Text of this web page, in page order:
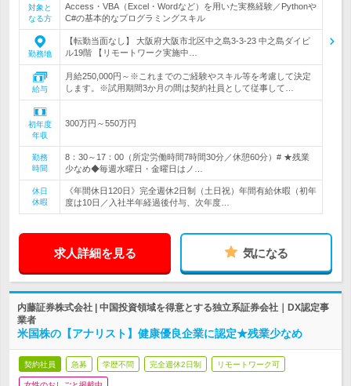
対象と
なる方
Access・VBA（Excel・Wordなど）を用いた実務経験／Pythonや
C#の基本的なプログラミングスキル
勤務地
【転勤当面なし】 大阪府大阪市北区中之島3-3-23 中之島ダイビ
ル19階 【リモートワーク実施中…
給与
月給250,000円～※これまでのご経験やスキル等を考慮して決定
します。※試用期間3か月の間は契約社員として従事して…
初年度
年収
300万円～550万円
勤務
時間
8：30～17：00（所定労働時間7時間30分／休憩60分）# ★残業
少なめ◆毎週水曜日・金曜日はノ…
休日
休暇
《年間休日120日》完全週休2日制（土日祝）年間有給休暇（初年
度は10日／入社半年経過後付与、次年度…
求人詳細を見る 気になる
内藤証券株式会社 | 中国投資領域を得意とする独立系証券会社｜DX認定事
業者
米国株の【アナリスト】健康優良企業に認定★残業少なめ
契約社員 急募 学歴不問 完全週休2日制 リモートワーク可